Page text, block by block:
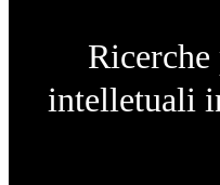
intelletuali